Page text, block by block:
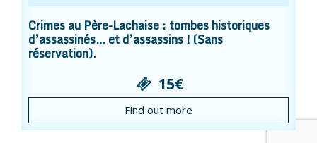
Crimes au Père-Lachaise : tombes historiques
d’assassinés… et d’assassins ! (Sans
réservation).
15€
Find out more